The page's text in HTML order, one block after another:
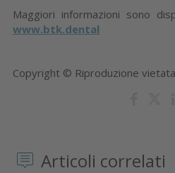
Maggiori informazioni sono
www.btk.dental
Copyright © Riproduzione
Articoli correlati